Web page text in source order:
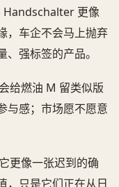
Handschalter 更像
，车企不会马上抛弃
强标签的产品。
给燃油 M 留类似版
与感；市场愿不愿意
更像一张迟到的确
，只是它们正在从日